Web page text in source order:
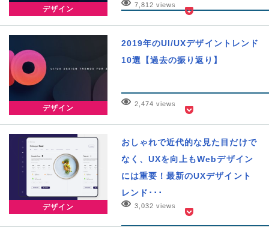
デザイン 7,812 views
デザイン
2019年のUI/UXデザイントレンド
10選【過去の振り返り】
2,474 views
デザイン
おしゃれで近代的な見た目だけで
なく、UXを向上もWebデザイン
には重要！最新のUXデザイント
レンド･･･
3,032 views